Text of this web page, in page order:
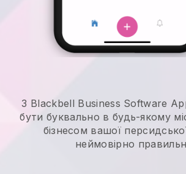
З Blackbell Business Software
бути буквально в будь-якому
бізнесом вашої
неймовірно